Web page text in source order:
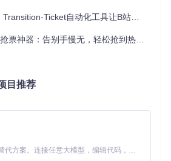
（Windows用户）
MacOS/Linux用户）
https://gitcode.com/GitHub
Docker构建命令
https://gitcode.com/GitHub
Ticket自动化工具让B站门票获取效率倍增
神器：告别手慢无，轻松抢到热门漫展门票
目推荐
Claude Code 的开源替代方案。连接任意大模型，编辑代码，运行命令，自动验证 — 全自动执行。用 Rust 构建，极致性能。 ｜ An open-source alternative to Claude Code. Connect any LLM, edit code, run commands, and verify changes — autonomously. Built in Rust for speed. Get Started